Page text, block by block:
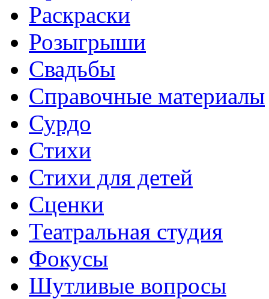
Раскраски
Розыгрыши
Свадьбы
Справочные материалы
Сурдо
Стихи
Стихи для детей
Сценки
Театральная студия
Фокусы
Шутливые вопросы